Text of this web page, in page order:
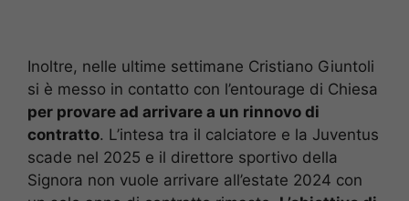
Inoltre, nelle ultime settimane Cristiano Giuntoli
si è messo in contatto con l’entourage di Chiesa
per provare ad arrivare a un rinnovo di
contratto. L’intesa tra il calciatore e la Juventus
scade nel 2025 e il direttore sportivo della
Signora non vuole arrivare all’estate 2024 con